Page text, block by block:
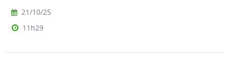
21/10/25
11h29